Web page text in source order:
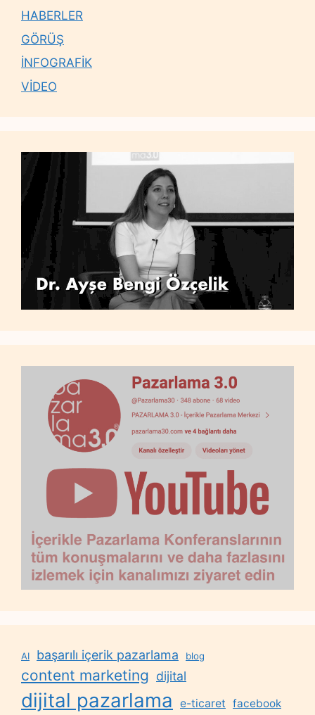
HABERLER
GÖRÜŞ
İNFOGRAFİK
VİDEO
AI başarılı içerik pazarlama blog
content marketing dijital
dijital pazarlama e-ticaret facebook